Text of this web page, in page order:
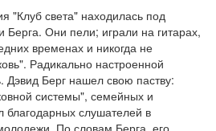
"Клуб света" находилась под
Они пели; играли на гитарах,
временах и никогда не
Радикально настроенной
Дэвид Берг нашел свою паству:
системы", семейных и
благодарных слушателей в
По словам Берга, его